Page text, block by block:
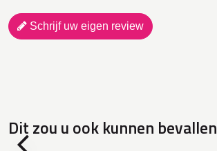
Schrijf uw eigen review
Dit zou u ook kunnen bevallen